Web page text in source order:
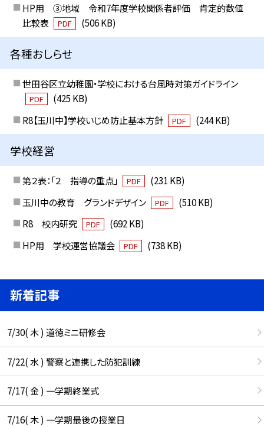
HP用 ③地域 令和7年度学校関係者評価 肯定的数値
比較表
PDF (506 KB)
各種おしらせ
世田谷区立幼稚園・学校における台風時対策ガイドライン
PDF
(425 KB)
R8【玉川中】学校いじめ防止基本方針
PDF (244 KB)
学校経営
第２表：「２ 指導の重点」 PDF
(231 KB)
玉川中の教育 グランドデザイン
PDF
(510 KB)
R8 校内研究
PDF
(692 KB)
HP用 学校運営協議会
PDF (738 KB)
新着記事
7/30( 木 ) 道徳ミニ研修会
7/22( 水 ) 警察と連携した防犯訓練
7/17( 金 ) 一学期終業式
7/16( 木 ) 一学期最後の授業日